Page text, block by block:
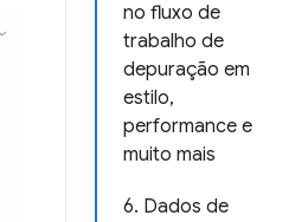
no fluxo de
trabalho de
depuração em
estilo,
performance e
muito mais
6. Dados de